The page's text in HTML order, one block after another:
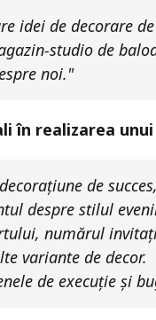
idei de decorare
studio de
noi."
în realizarea
de
despre stilul
numărul
variante de decor.
de execuție și